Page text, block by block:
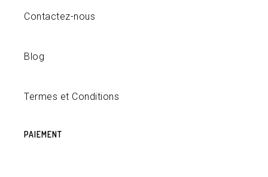
Contactez-nous
Blog
Termes et Conditions
PAIEMENT